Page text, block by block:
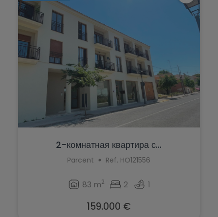
Ondara
Orba
Orihuela
Orihuela Costa
Parcent
Pedreguer
Pego
Penáguila
Pilar de la Horadada
Murla
Mutxamel
Oliva
Ondara
Orihuela
Orihuela Costa
Parcent2-комнатная квартира с...
Parcent Ref. HO121556
83 m2 2 1
159.000 €